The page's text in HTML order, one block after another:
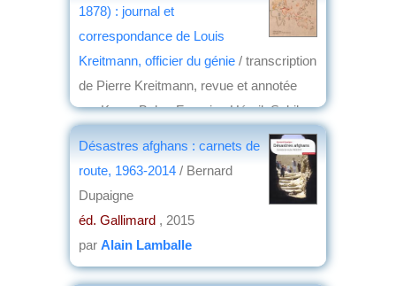
1878) : journal et
correspondance de Louis
Kreitmann, officier du génie / transcription
de Pierre Kreitmann, revue et annotée
par Kaoru Baba, Francine Hérail, Sekiko
Matsuzaki-Petitmengin, Elisabeth
éd. Collège de France, Institut des hautes
Désastres afghans : carnets de
route, 1963-2014 / Bernard
Dupaigne
éd. Gallimard , 2015
par Alain Lamballe